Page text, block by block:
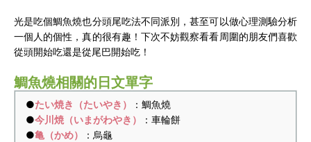
光是吃個鯛魚燒也分頭尾吃法不同派別，甚至可以做心理測驗分析
一個人的個性，真的很有趣！下次不妨觀察看看周圍的朋友們喜歡
從頭開始吃還是從尾巴開始吃！
鯛魚燒相關的日文單字
●たい焼き（たいやき）
：鯛魚燒
●今川焼（いまがわやき）
：車輪餅
●亀（かめ）
：烏龜